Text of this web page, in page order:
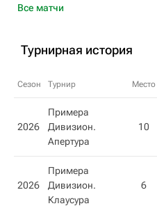
Все матчи
Турнирная история
Сезон Турнир Место
2026
Примера
Дивизион.
Апертура
10
2026
Примера
Дивизион.
Клаусура
6